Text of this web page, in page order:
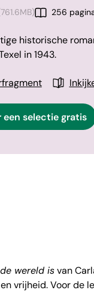
256
historische
in 1943.
een selectie gratis
wereld isvan
vrijheid. Voor de